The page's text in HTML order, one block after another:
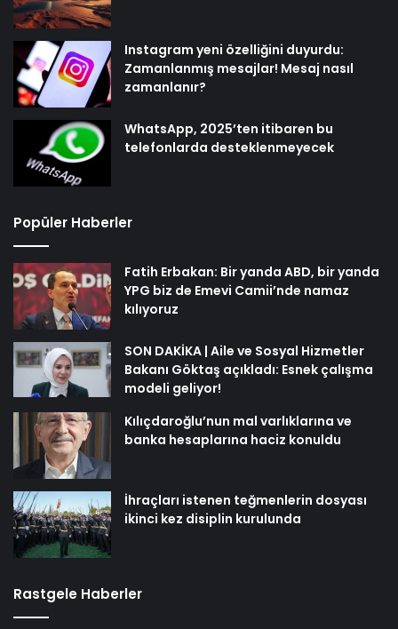
Instagram yeni özelliğini duyurdu:
Zamanlanmış mesajlar! Mesaj nasıl
zamanlanır?
WhatsApp, 2025’ten itibaren bu
telefonlarda desteklenmeyecek
Popüler Haberler
Fatih Erbakan: Bir yanda ABD, bir yanda
YPG biz de Emevi Camii’nde namaz
kılıyoruz
SON DAKİKA | Aile ve Sosyal Hizmetler
Bakanı Göktaş açıkladı: Esnek çalışma
modeli geliyor!
Kılıçdaroğlu’nun mal varlıklarına ve
banka hesaplarına haciz konuldu
İhraçları istenen teğmenlerin dosyası
ikinci kez disiplin kurulunda
Rastgele Haberler